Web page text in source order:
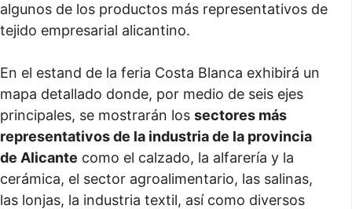
algunos de los productos más representativos de
tejido empresarial alicantino.
En el estand de la feria Costa Blanca exhibirá un
mapa detallado donde, por medio de seis ejes
principales, se mostrarán los sectores más
representativos de la industria de la provincia
de Alicante como el calzado, la alfarería y la
cerámica, el sector agroalimentario, las salinas,
las lonjas, la industria textil, así como diversos